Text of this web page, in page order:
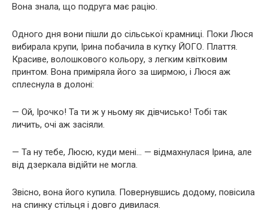
Вона знала, що подруга має рацію.
Одного дня вони пішли до сільської крамниці. Поки Люся
вибирала крупи, Ірина побачила в кутку ЙОГО. Плаття.
Красиве, волошкового кольору, з легким квітковим
принтом. Вона приміряла його за ширмою, і Люся аж
сплеснула в долоні:
— Ой, Ірочко! Та ти ж у ньому як дівчисько! Тобі так
личить, очі аж засіяли.
— Та ну тебе, Люсю, куди мені… — відмахнулася Ірина, але
від дзеркала відійти не могла.
Звісно, вона його купила. Повернувшись додому, повісила
на спинку стільця і довго дивилася.